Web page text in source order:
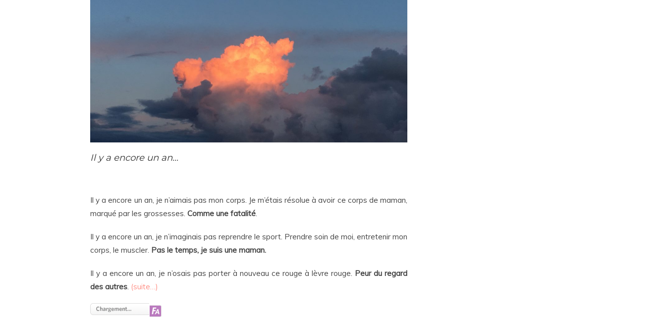
Il y a encore un an…
Il y a encore un an, je n’aimais pas mon corps. Je m’étais résolue à avoir ce corps de maman,
marqué par les grossesses. Comme une fatalité
Il y a encore un an, je n’imaginais pas reprendre le sport. Prendre soin de moi, entretenir mon
corps, le muscler. Pas le temps, je suis une maman.
Il y a encore un an, je n’osais pas porter à nouveau ce rouge à lèvre rouge. Peur du regard
des autres (suite…)